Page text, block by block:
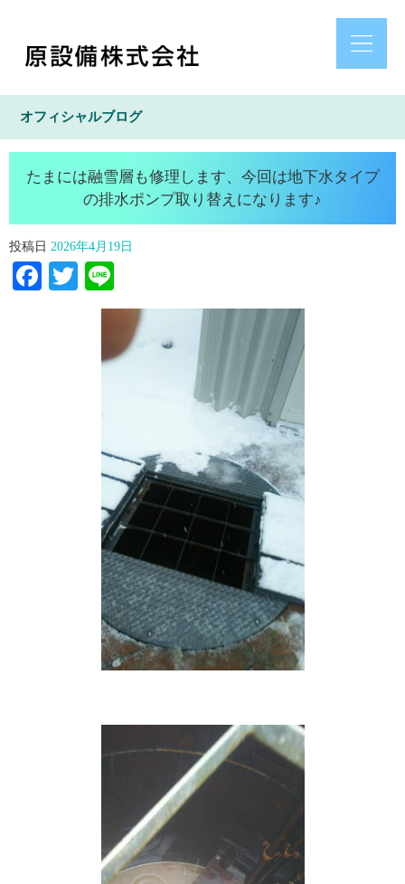
オフィシャルブログ
たまには融雪層も修理します、今回は地下水タイプ
の排水ポンプ取り替えになります♪
投稿日 2026年4月19日
Facebook
Twitter